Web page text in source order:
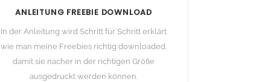
ANLEITUNG FREEBIE DOWNLOAD
In der Anleitung wird Schritt für Schritt erklärt
wie man meine Freebies richtig downloaded,
damit sie nacher in der richtigen Größe
ausgedruckt werden können.